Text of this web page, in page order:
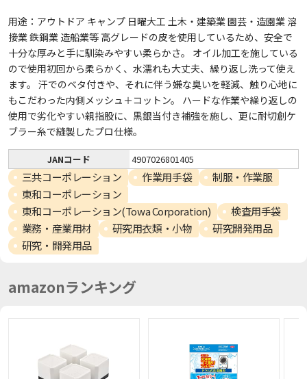
用途：アウトドア キャンプ 日曜大工 土木・建築業 園芸・造園業 溶
接業 鉄鋼業 造船業等 高グレードの皮を使用しているため、安全で
十分な厚みと手に馴染みやすい柔らかさ。 オイル加工を施している
ので使用初回から柔らかく、水濡れも大丈夫、繰り返し洗って使え
ます。 汗でのベタ付きや、それに伴う嫌な臭いを軽減、触り心地に
もこだわった内側メッシュ＋コットン。 ハードな作業や繰り返しの
使用で劣化やすい親指股に、黒銀当付き補強を施し、更に耐切創ケ
ブラー糸で縫製したプロ仕様。
JANコード 4907026801405
三共コーポレーション 作業用手袋
制服・作業服
東和コーポレーション
東和コーポレーション(Towa Corporation)
検査用手袋
業務・産業用材
研究用衣類・小物
研究開発用品
研究・開発用品
amazonランキング